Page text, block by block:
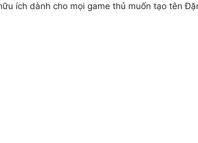
ích dành cho mọi game thủ muốn tạo tên